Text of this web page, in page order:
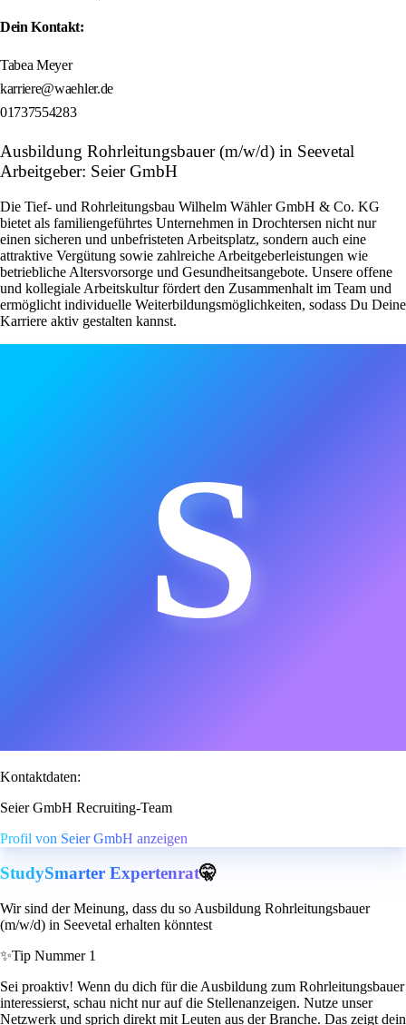
Dein Kontakt:
Tabea Meyer
karriere@waehler.de
01737554283
Ausbildung Rohrleitungsbauer (m/w/d) in Seevetal
Arbeitgeber: Seier GmbH
Die Tief- und Rohrleitungsbau Wilhelm Wähler GmbH & Co. KG
bietet als familiengeführtes Unternehmen in Drochtersen nicht nur
einen sicheren und unbefristeten Arbeitsplatz, sondern auch eine
attraktive Vergütung sowie zahlreiche Arbeitgeberleistungen wie
betriebliche Altersvorsorge und Gesundheitsangebote. Unsere offene
und kollegiale Arbeitskultur fördert den Zusammenhalt im Team und
ermöglicht individuelle Weiterbildungsmöglichkeiten, sodass Du Deine
Karriere aktiv gestalten kannst.
S
Kontaktdaten:
Seier GmbH Recruiting-Team
Profil von Seier GmbH anzeigen
StudySmarter Expertenrat🤫
Wir sind der Meinung, dass du so Ausbildung Rohrleitungsbauer
(m/w/d) in Seevetal erhalten könntest
✨Tip Nummer 1
Sei proaktiv! Wenn du dich für die Ausbildung zum Rohrleitungsbauer
interessierst, schau nicht nur auf die Stellenanzeigen. Nutze unser
Netzwerk und sprich direkt mit Leuten aus der Branche. Das zeigt dein